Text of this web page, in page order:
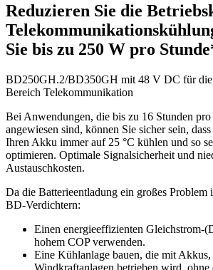
Reduzieren Sie die
Sie bis zu 250 W pro
BD250GH.2/BD350GH mit 48 V DC für
Bereich Telekommunikation
Bei Anwendungen, die bis zu 16 Stunden
angewiesen sind, können Sie sicher sein,
Ihren Akku immer auf 25 °C kühlen und so
optimieren. Optimale Signalsicherheit und
Austauschkosten.
Da die Batterieentladung ein großes Problem
BD-Verdichtern:
Einen energieeffizienten Gleichstrom-
hohem COP verwenden.
Eine Kühlanlage bauen, die mit Akkus,
Windkraftanlagen betrieben wird, ohne